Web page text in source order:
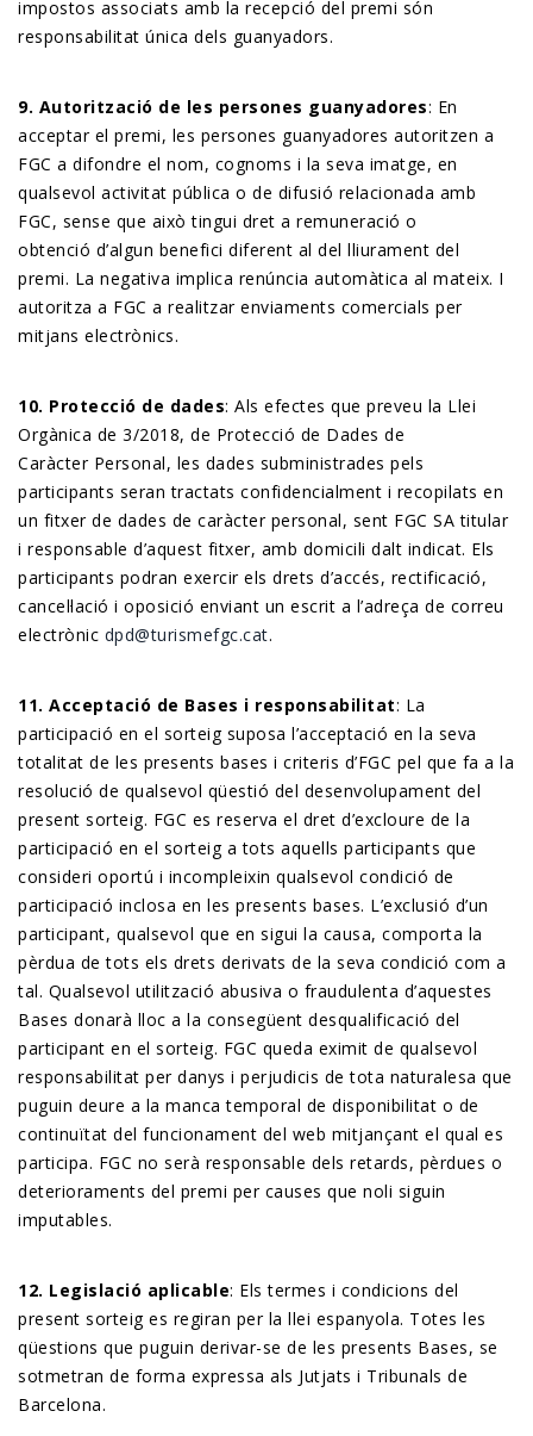
impostos associats amb la recepció del premi són
responsabilitat única dels guanyadors.
9. Autorització de les persones guanyadores: En
acceptar el premi, les persones guanyadores autoritzen a
FGC a difondre el nom, cognoms i la seva imatge, en
qualsevol activitat pública o de difusió relacionada amb
FGC, sense que això tingui dret a remuneració o
obtenció d’algun benefici diferent al del lliurament del
premi. La negativa implica renúncia automàtica al mateix. I
autoritza a FGC a realitzar enviaments comercials per
mitjans electrònics.
10. Protecció de dades: Als efectes que preveu la Llei
Orgànica de 3/2018, de Protecció de Dades de
Caràcter Personal, les dades subministrades pels
participants seran tractats confidencialment i recopilats en
un fitxer de dades de caràcter personal, sent FGC SA titular
i responsable d’aquest fitxer, amb domicili dalt indicat. Els
participants podran exercir els drets d’accés, rectificació,
cancel·lació i oposició enviant un escrit a l’adreça de correu
electrònic dpd@turismefgc.cat.
11. Acceptació de Bases i responsabilitat: La
participació en el sorteig suposa l’acceptació en la seva
totalitat de les presents bases i criteris d’FGC pel que fa a la
resolució de qualsevol qüestió del desenvolupament del
present sorteig. FGC es reserva el dret d’excloure de la
participació en el sorteig a tots aquells participants que
consideri oportú i incompleixin qualsevol condició de
participació inclosa en les presents bases. L’exclusió d’un
participant, qualsevol que en sigui la causa, comporta la
pèrdua de tots els drets derivats de la seva condició com a
tal. Qualsevol utilització abusiva o fraudulenta d’aquestes
Bases donarà lloc a la consegüent desqualificació del
participant en el sorteig. FGC queda eximit de qualsevol
responsabilitat per danys i perjudicis de tota naturalesa que
puguin deure a la manca temporal de disponibilitat o de
continuïtat del funcionament del web mitjançant el qual es
participa. FGC no serà responsable dels retards, pèrdues o
deterioraments del premi per causes que noli siguin
imputables.
12. Legislació aplicable: Els termes i condicions del
present sorteig es regiran per la llei espanyola. Totes les
qüestions que puguin derivar-se de les presents Bases, se
sotmetran de forma expressa als Jutjats i Tribunals de
Barcelona.